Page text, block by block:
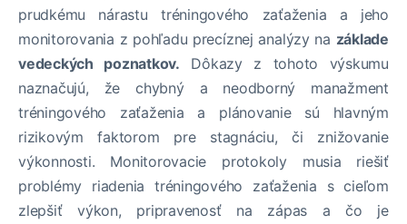
prudkému nárastu tréningového zaťaženia a jeho
monitorovania z pohľadu precíznej analýzy na základe
vedeckých poznatkov. Dôkazy z tohoto výskumu
naznačujú, že chybný a neodborný manažment
tréningového zaťaženia a plánovanie sú hlavným
rizikovým faktorom pre stagnáciu, či znižovanie
výkonnosti. Monitorovacie protokoly musia riešiť
problémy riadenia tréningového zaťaženia s cieľom
zlepšiť výkon, pripravenosť na zápas a čo je